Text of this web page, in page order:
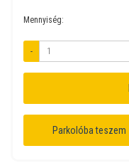
Mennyiség:
-
Parkolóba teszem